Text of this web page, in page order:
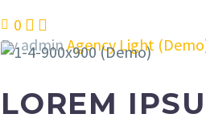
0  
By adminAgency Light
LOREM